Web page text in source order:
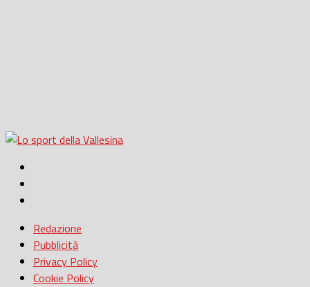
Redazione
Pubblicità
Privacy Policy
Cookie Policy